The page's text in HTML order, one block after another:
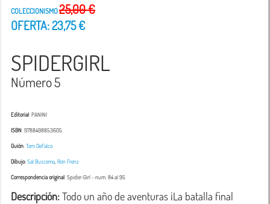
COLECCIONISMO25,00 €
OFERTA: 23,75 €
SPIDERGIRL
Número 5
Editorial: PANINI
ISBN: 9788498853605
Guión:Tom DeFalco
Dibujo:Sal Buscema Ron Frenz
Correspondencia original:Spider-Girl- num. 84 al 95
Descripción: Todo un año de aventuras ¡La batalla final